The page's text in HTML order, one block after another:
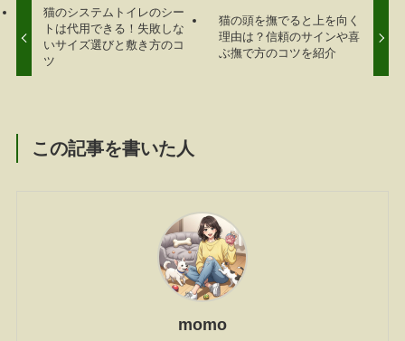
猫のシステムトイレのシー
トは代用できる！失敗しな
いサイズ選びと敷き方のコ
ツ
猫の頭を撫でると上を向く
理由は？信頼のサインや喜
ぶ撫で方のコツを紹介
この記事を書いた人
momo